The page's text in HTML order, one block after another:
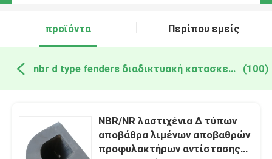
προϊόντα Περίπου εμείς
nbr d type fenders διαδικτυακή κατασκευή (100)
NBR/NR λαστιχένια Δ τύπων
αποβάθρα λιμένων αποβαθρών
προφυλακτήρων αντίστασης